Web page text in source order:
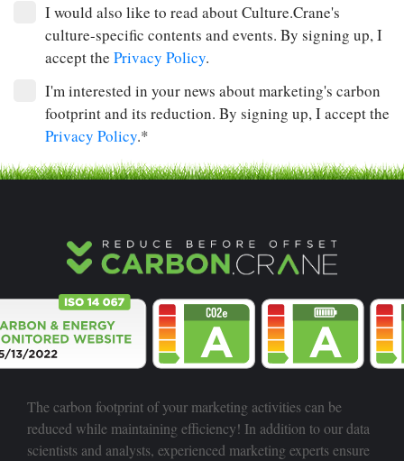
I would also like to read about Culture.Crane's
culture-specific contents and events. By signing up, I
accept the Privacy Policy.
I'm interested in your news about marketing's carbon
footprint and its reduction. By signing up, I accept the
Privacy Policy.*
The carbon footprint of your marketing activities can be
reduced while maintaining efficiency! In addition to our data
scientists and analysts, experienced marketing experts ensure